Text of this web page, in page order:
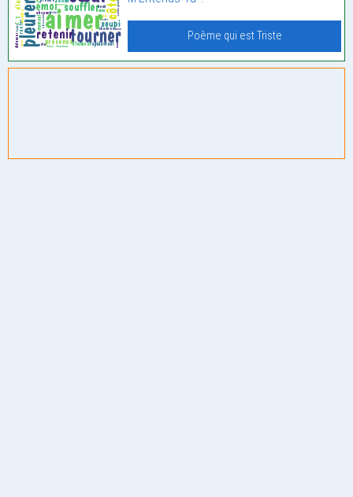
Poème qui est Triste